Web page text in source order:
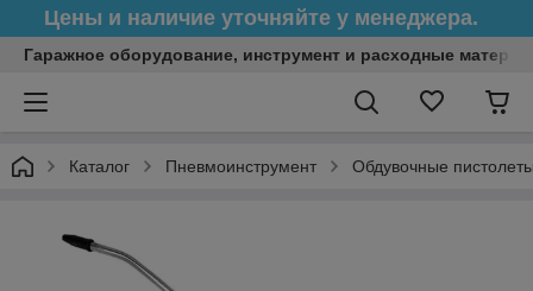
Цены и наличие уточняйте у менеджера.
Гаражное оборудование, инструмент и расходные
Каталог Пневмоинструмент Обдувочные